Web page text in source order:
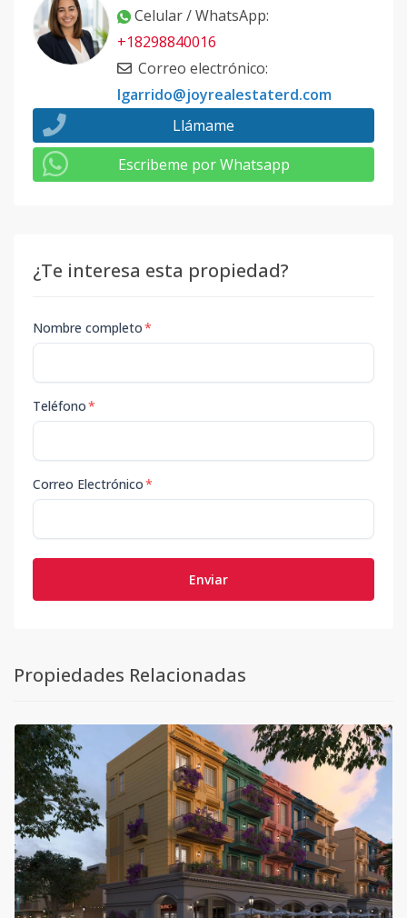
Celular / WhatsApp:
+18298840016
Correo electrónico:
lgarrido@joyrealestaterd.com
Llámame
Escribeme por Whatsapp
¿Te interesa esta propiedad?
Nombre completo*
Teléfono*
Correo Electrónico*
Enviar
Propiedades Relacionadas